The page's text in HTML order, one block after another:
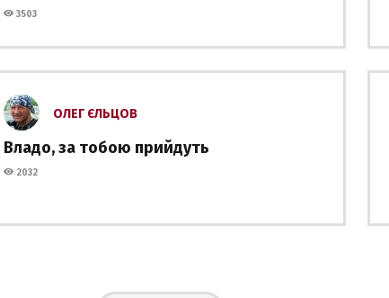
3503
ОЛЕГ ЄЛЬЦОВ
Владо, за тобою прийдуть
2032